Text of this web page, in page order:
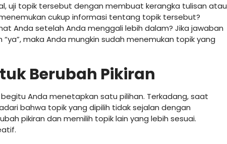
uji topik tersebut dengan membuat kerangka tulisan atau
cukup informasi tentang topik tersebut?
Anda setelah Anda menggali lebih dalam? Jika jawaban
maka Anda mungkin sudah menemukan topik yang
Berubah Pikiran
Anda menetapkan satu pilihan. Terkadang, saat
bahwa topik yang dipilih tidak sejalan dengan
pikiran dan memilih topik lain yang lebih sesuai.